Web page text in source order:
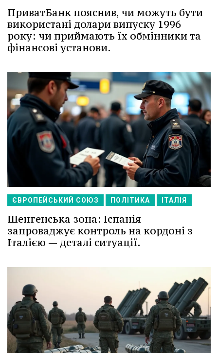
ПриватБанк пояснив, чи можуть бути
використані долари випуску 1996
року: чи приймають їх обмінники та
фінансові установи.
ЄВРОПЕЙСЬКИЙ СОЮЗ ПОЛІТИКА ІТАЛІЯ
Шенгенська зона: Іспанія
запроваджує контроль на кордоні з
Італією — деталі ситуації.